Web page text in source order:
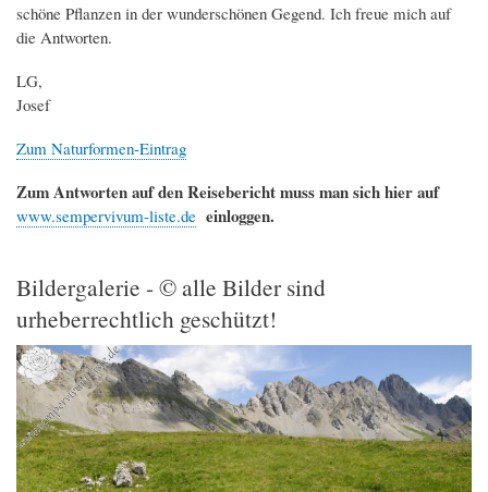
schöne Pflanzen in der wunderschönen Gegend. Ich freue mich auf
die Antworten.
LG,
Josef
Zum Naturformen-Eintrag
Zum Antworten auf den Reisebericht muss man sich hier auf
www.sempervivum-liste.de einloggen.
Bildergalerie - © alle Bilder sind
urheberrechtlich geschützt!